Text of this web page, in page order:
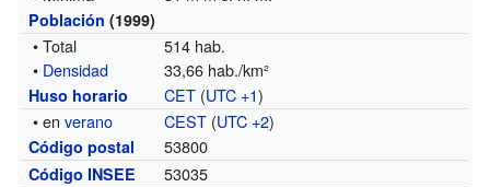
Población (1999)
• Total
514 hab.
• Densidad 33,66 hab./km²
Huso horario CET (UTC +1)
• enverano CEST (UTC +2)
Código postal 53800
Código INSEE
53035